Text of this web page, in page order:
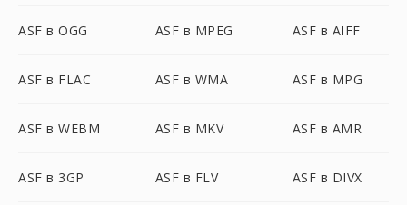
ASF в OGG ASF в MPEG ASF в AIFF
ASF в FLAC ASF в WMA ASF в MPG
ASF в WEBM ASF в MKV ASF в AMR
ASF в 3GP ASF в FLV ASF в DIVX